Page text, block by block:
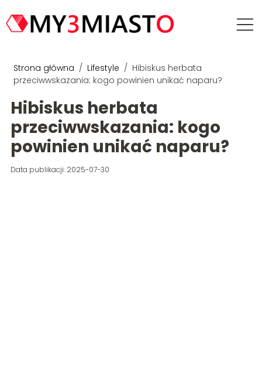
Strona główna / Lifestyle / Hibiskus herbata
przeciwwskazania: kogo powinien unikać naparu?
Hibiskus herbata
przeciwwskazania: kogo
powinien unikać naparu?
Data publikacji: 2025-07-30